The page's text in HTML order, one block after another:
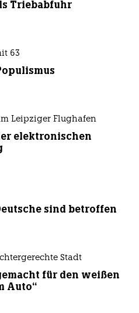
Triebabfuhr
63
Leipziger Flughafen
elektronischen
sind betroffen
Stadt
für den weißen
Auto“